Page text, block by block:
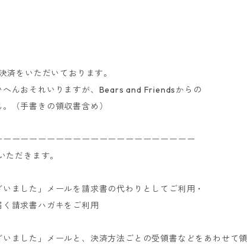
済をいただいております。
んおそれいりますが、Bears and Friendsからの
（手書きの領収書含め）
ーーーーーーーーーーーーーーーーーーーーー
だきます。
ました」メールを請求書の代わりとしてご利用・
請求書ハガキをご利用
ました」メールと、決済方法ごとの受領書などをあわせて